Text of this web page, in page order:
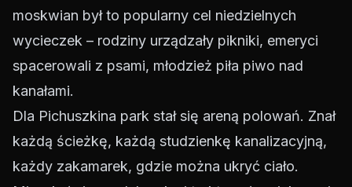
moskwian był to popularny cel niedzielnych
wycieczek – rodziny urządzały pikniki, emeryci
spacerowali z psami, młodzież piła piwo nad
kanałami.
Dla Pichuszkina park stał się areną polowań. Znał
każdą ścieżkę, każdą studzienkę kanalizacyjną,
każdy zakamarek, gdzie można ukryć ciało.